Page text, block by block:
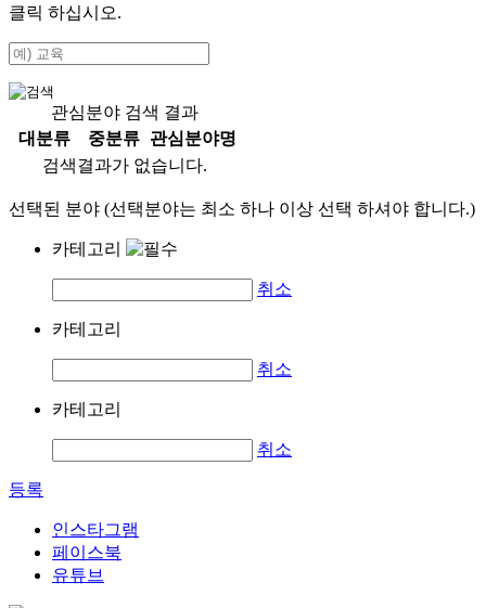
클릭 하십시오.
관심분야 검색 결과
대분류
중분류
관심분야명
검색결과가 없습니다.
선택된 분야 (선택분야는 최소 하나 이상 선택 하셔야 합니다.)
카테고리
취소
카테고리
취소
카테고리
취소
등록
인스타그램
페이스북
유튜브